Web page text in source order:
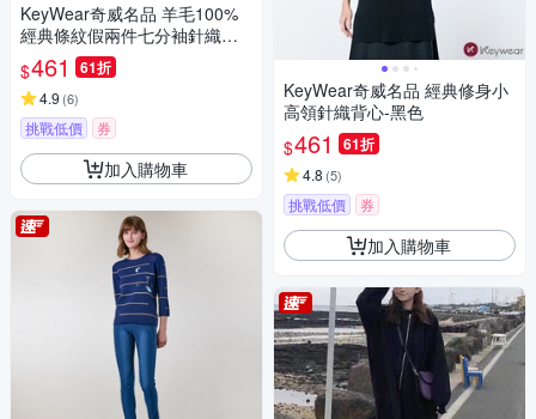
KeyWear奇威名品 羊毛100%
經典條紋假兩件七分袖針織上
衣-卡其色
$461 61折
4.9 (6)
挑戰低價 券
加入購物車
KeyWear奇威名品 經典修身小
高領針織背心-黑色
$461 61折
4.8 (5)
挑戰低價 券
加入購物車